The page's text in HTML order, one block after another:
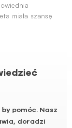
miała szansę
pomóc. Nasz
doradzi